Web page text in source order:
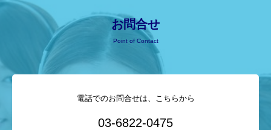
お問合せ
Point of Contact
電話でのお問合せは、こちらから
03-6822-0475